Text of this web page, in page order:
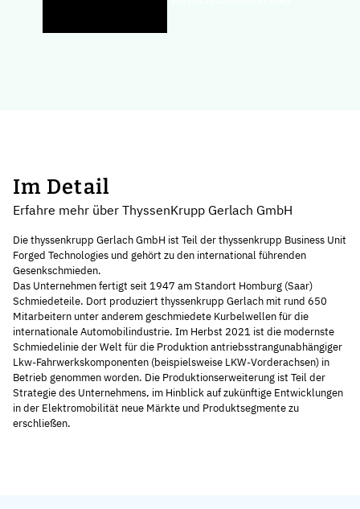
Im Detail
Erfahre mehr über ThyssenKrupp Gerlach GmbH
Die thyssenkrupp Gerlach GmbH ist Teil der thyssenkrupp Business Unit
Forged Technologies und gehört zu den international führenden
Gesenkschmieden.
Das Unternehmen fertigt seit 1947 am Standort Homburg (Saar)
Schmiedeteile. Dort produziert thyssenkrupp Gerlach mit rund 650
Mitarbeitern unter anderem geschmiedete Kurbelwellen für die
internationale Automobilindustrie. Im Herbst 2021 ist die modernste
Schmiedelinie der Welt für die Produktion antriebsstrangunabhängiger
Lkw-Fahrwerkskomponenten (beispielsweise LKW-Vorderachsen) in
Betrieb genommen worden. Die Produktionserweiterung ist Teil der
Strategie des Unternehmens, im Hinblick auf zukünftige Entwicklungen
in der Elektromobilität neue Märkte und Produktsegmente zu
erschließen.